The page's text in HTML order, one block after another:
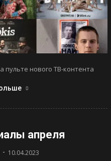
нового ТВ-контента
апреля
- 10.04.2023